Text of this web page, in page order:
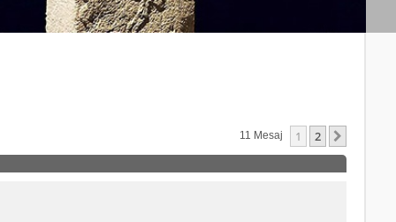
11 Mesaj 1 2